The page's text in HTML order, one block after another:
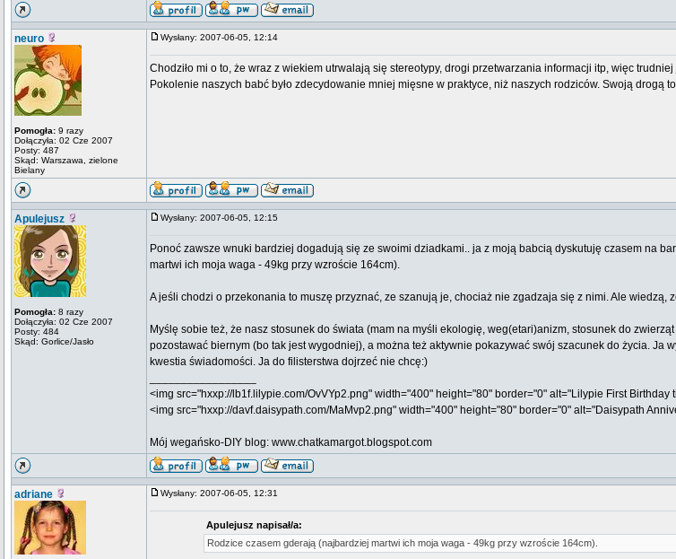
neuro
Pomogła: 9 razy
Dołączyła: 02 Cze 2007
Posty: 487
Skąd: Warszawa, zielone
Bielany
Wysłany: 2007-06-05, 12:14
Chodziło mi o to, że wraz z wiekiem utrwalają się stereotypy, drogi przetwarzania informacji itp, więc
Pokolenie naszych babć było zdecydowanie mniej mięsne w praktyce, niż naszych rodziców. Swoją drogą
Apulejusz
Pomogła: 8 razy
Dołączyła: 02 Cze 2007
Posty: 484
Skąd: Gorlice/Jasło
Wysłany: 2007-06-05, 12:15
Ponoć zawsze wnuki bardziej dogadują się ze swoimi dziadkami.. ja z moją babcią dyskutuję czasem na
martwi ich moja waga - 49kg przy wzroście 164cm).
A jeśli chodzi o przekonania to muszę przyznać, ze szanują je, chociaż nie zgadzaja się z nimi. Ale wiedzą,
Myślę sobie też, że nasz stosunek do świata (mam na myśli ekologię, weg(etari)anizm, stosunek do
pozostawać biernym (bo tak jest wygodniej), a można też aktywnie pokazywać swój szacunek do życia.
kwestia świadomości. Ja do filisterstwa dojrzeć nie chcę:)
<img src="hxxp://lb1f.lilypie.com/OvVYp2.png" width="400" height="80" border="0" alt="Lilypie First Birthday
<img src="hxxp://davf.daisypath.com/MaMvp2.png" width="400" height="80" border="0" alt="Daisypath
Mój wegańsko-DIY blog: www.chatkamargot.blogspot.com
adriane Wysłany: 2007-06-05, 12:31
Apulejusz napisał/a:
Rodzice czasem gderają (najbardziej martwi ich moja waga - 49kg przy wzroście 164cm).